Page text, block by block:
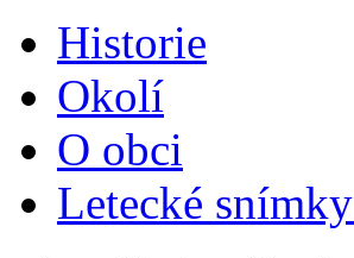
Historie
Okolí
O obci
Letecké